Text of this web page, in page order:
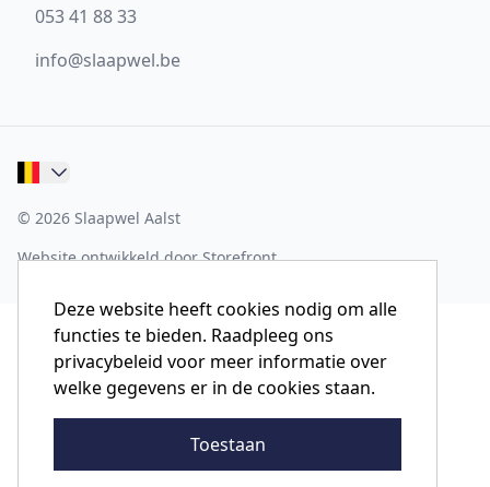
053 41 88 33
info@slaapwel.be
© 2026 Slaapwel Aalst
Website ontwikkeld door Storefront
Deze website heeft cookies nodig om alle
functies te bieden. Raadpleeg ons
privacybeleid voor meer informatie over
welke gegevens er in de cookies staan.
Toestaan